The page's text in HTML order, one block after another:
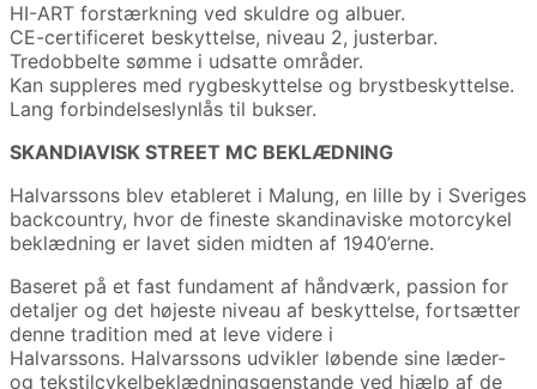
HI-ART forstærkning ved skuldre og albuer.
CE-certificeret beskyttelse, niveau 2, justerbar.
Tredobbelte sømme i udsatte områder.
Kan suppleres med rygbeskyttelse og brystbeskyttelse.
Lang forbindelseslynlås til bukser.
SKANDIAVISK STREET MC BEKLÆDNING
Halvarssons blev etableret i Malung, en lille by i Sveriges
backcountry, hvor de fineste skandinaviske motorcykel
beklædning er lavet siden midten af ​​1940’erne.
Baseret på et fast fundament af håndværk, passion for
detaljer og det højeste niveau af beskyttelse, fortsætter
denne tradition med at leve videre i
Halvarssons. Halvarssons udvikler løbende sine læder-
og tekstilcykelbeklædningsgenstande ved hjælp af de